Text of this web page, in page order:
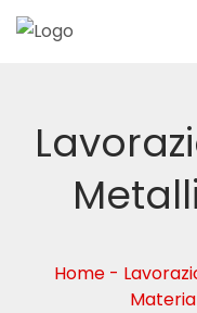
Home-